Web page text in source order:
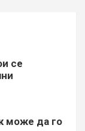
се
може да го